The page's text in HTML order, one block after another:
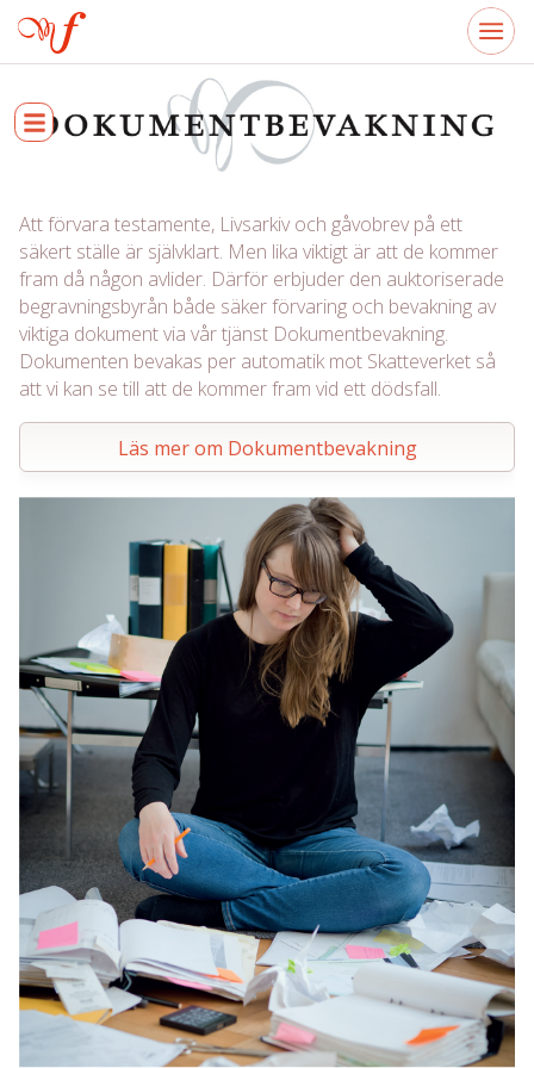
Att förvara testamente, Livsarkiv och gåvobrev på ett
säkert ställe är självklart. Men lika viktigt är att de kommer
fram då någon avlider. Därför erbjuder den auktoriserade
begravningsbyrån både säker förvaring och bevakning av
viktiga dokument via vår tjänst Dokumentbevakning.
Dokumenten bevakas per automatik mot Skatteverket så
att vi kan se till att de kommer fram vid ett dödsfall.
Läs mer om Dokumentbevakning